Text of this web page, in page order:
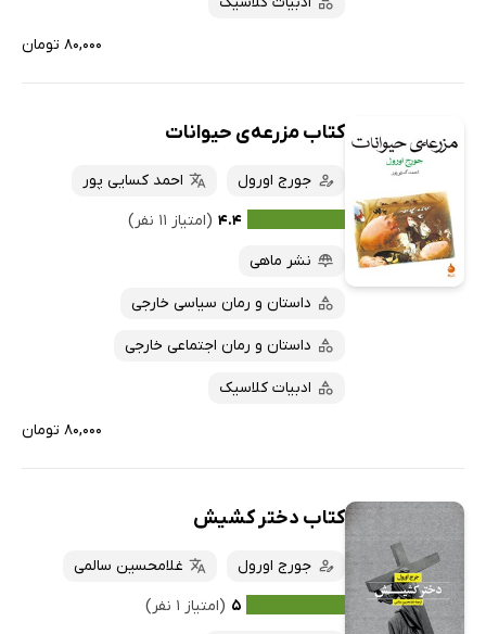
۸۰,۰۰۰ تومان
کتاب مزرعه‌ی حیوانات
جورج اورول
احمد کسایی پور
۴.۴ (امتیاز ۱۱ نفر)
نشر ماهی
داستان و رمان سیاسی خارجی
داستان و رمان اجتماعی خارجی
ادبیات کلاسیک
۸۰,۰۰۰ تومان
کتاب دختر کشیش
جورج اورول
غلامحسین سالمی
۵ (امتیاز ۱ نفر)